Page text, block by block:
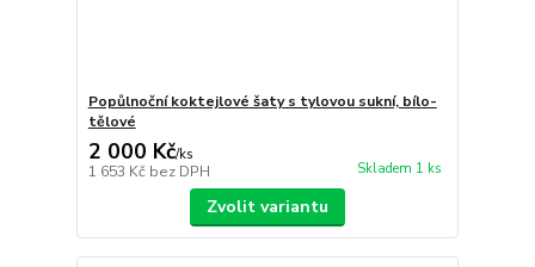
Popůlnoční koktejlové šaty s tylovou sukní, bílo-
tělové
2 000 Kč/ks
1 653 Kč bez DPH Skladem 1 ks
Zvolit variantu